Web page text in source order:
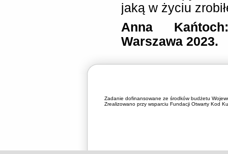
jaką w życiu
Anna
Warszawa 2023.
Zadanie dofinansowane ze środków budżetu
Zrealizowano przy wsparciu Fundacji Otwarty Kod